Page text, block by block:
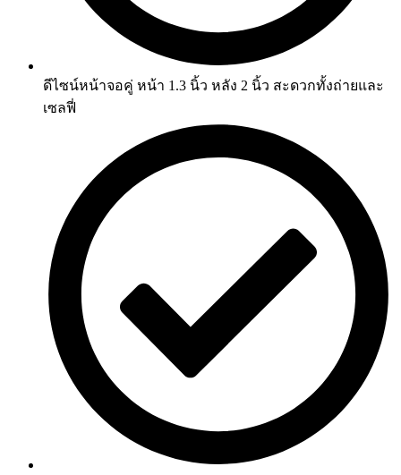
ดีไซน์หน้าจอคู่ หน้า 1.3 นิ้ว หลัง 2 นิ้ว สะดวกทั้งถ่ายและ
เซลฟี่